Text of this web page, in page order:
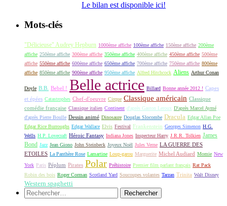
Le bilan est disponible ici!
Mots-clés
"Délicieuse" Audrey Hepburn 1000ème affiche 100ème affiche 150ème affiche 200ème
affiche 250ème affiche 300ème affiche 350ème affiche 400ème affiche 450ème affiche 500ème
affiche 550ème affiche 600ème affiche 650ème affiche 700ème affiche 750ème affiche 800ème
affiche 850ème affiche 900ème affiche 950ème affiche Alfred Hitchcock Aliens Arthur Conan
Doyle B.B. Bebel ! Belle actrice Billard Bonne année 2012 ! Capes
et épées Catastrophes Chef-d'oeuvre Cirque Classique américain Classique
comédie française Classique italien Continent d'après Gaston Leroux D'après Marcel Aymé
d'après Pierre Boulle Dessin animé Dinosaure Douglas Slocombe Dracula Edgar Allan Poe
Edgar Rice Burroughs Edgar Wallace Elvis Festival Frankenstein Georges Simenon H.G.
Wells H.P. Lovecraft Héroic Fantasy Indiana Jones Inspecteur Harry J.R.R. Tolkien James
Bond Jazz Jean Giono John Steinbeck Joyeux Noël Jules Verne LA GUERRE DES
ETOILES La Panthère Rose Lamartine Loup-garou Marguerite Michel Audiard Momie New
York Paris Péplum Pirates Polar Préhistoire Premier film parlant français Rat Pack
Robin des bois Roger Corman Scotland Yard Soucoupes volantes Tarzan Trinita Walt Disney
Western spaghetti
Rechercher :